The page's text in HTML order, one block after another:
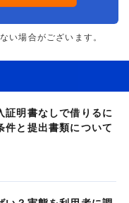
い場合がございます。
証明書なしで借りるに
件と提出書類について